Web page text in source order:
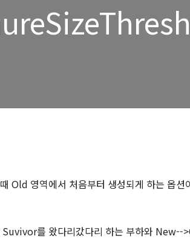
Old 영역에서 처음부터 생성되게 하는 옵션
를 왔다리갔다리 하는 부하와 New--